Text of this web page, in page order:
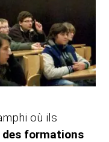
où ils
formations